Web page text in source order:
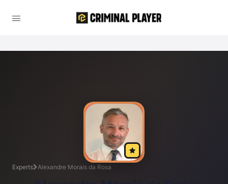
Experts Alexandre Morais da Rosa